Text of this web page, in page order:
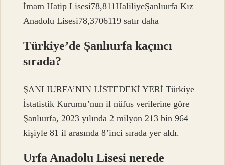
İmam Hatip Lisesi78,811HaliliyeŞanlıurfa Kız
Anadolu Lisesi78,3706119 satır daha
Türkiye’de Şanlıurfa kaçıncı
sırada?
ŞANLIURFA’NIN LİSTEDEKİ YERİ Türkiye
İstatistik Kurumu’nun il nüfus verilerine göre
Şanlıurfa, 2023 yılında 2 milyon 213 bin 964
kişiyle 81 il arasında 8’inci sırada yer aldı.
Urfa Anadolu Lisesi nerede